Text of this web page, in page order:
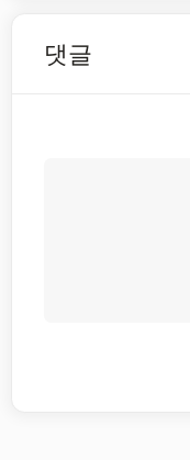
댓글